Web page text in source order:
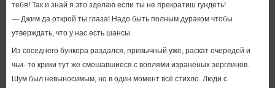
тебя! Так и знай я это зделаю если ты не прекратиш гундеть!
— Джим да открой ты глаза! Надо быть полным дураком чтобы
утверждать, что у нас есть шансы.
Из соседнего бункера раздался, привычный уже, раскат очередей и
чьи- то крики тут же смешавшиеся с воплями израненых зерглинов.
Шум был невыносимым, но в один момент всё стихло. Люди с